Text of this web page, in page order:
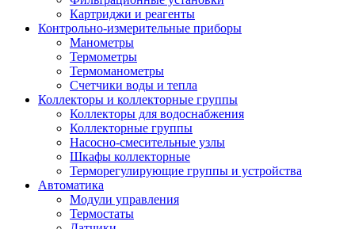
Картриджи и реагенты
Контрольно-измерительные приборы
Манометры
Термометры
Термоманометры
Счетчики воды и тепла
Коллекторы и коллекторные группы
Коллекторы для водоснабжения
Коллекторные группы
Насосно-смесительные узлы
Шкафы коллекторные
Терморегулирующие группы и устройства
Автоматика
Модули управления
Термостаты